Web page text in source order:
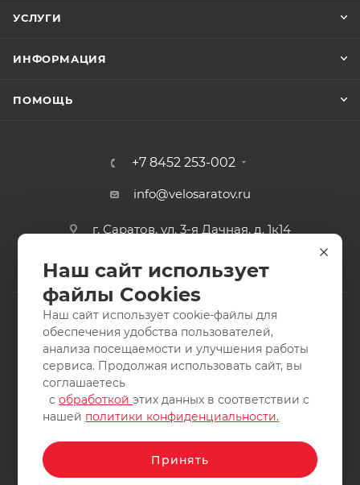
УСЛУГИ
ИНФОРМАЦИЯ
ПОМОЩЬ
+7 8452 253-002
info@velosaratov.ru
г. Саратов, ул. 3-я Дачная, д. 1к14
2011-2026 © интернет-магазин спортивных товаров
ВелоСаратов. Не является публичной офертой. Все права
защищены. Заимствование материалов и фотографий
запрещено.
Наш сайт использует
файлы Cookies
Наш сайт использует cookie-файлы для
обеспечения удобства пользователей,
анализа посещаемости и улучшения работы
сервиса. Продолжая использовать сайт, вы
соглашаетесь
собработкойэтих данных в соответствии с
нашей политики конфиденциальности.
Принять